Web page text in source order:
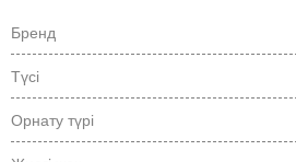
Бренд
Түсі
Орнату түрі